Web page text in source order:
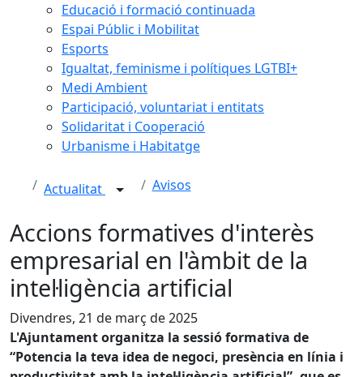
Educació i formació continuada
Espai Públic i Mobilitat
Esports
Igualtat, feminisme i polítiques LGTBI+
Medi Ambient
Participació, voluntariat i entitats
Solidaritat i Cooperació
Urbanisme i Habitatge
Actualitat Avisos
Accions formatives d'interès
empresarial en l'àmbit de la
intel·ligència artificial
Divendres, 21 de març de 2025
L'Ajuntament organitza la sessió formativa de
“Potencia la teva idea de negoci, presència en línia i